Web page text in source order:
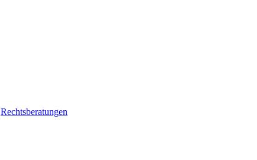
Rechtsberatungen